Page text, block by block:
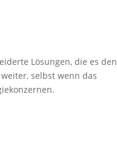
Lösungen, die es den
selbst wenn das